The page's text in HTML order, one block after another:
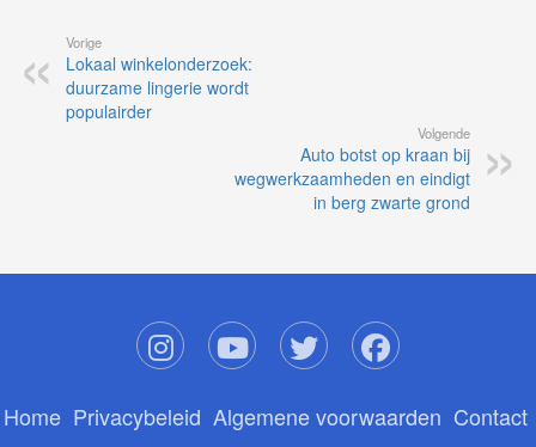
Vorige
Lokaal winkelonderzoek:
duurzame lingerie wordt
populairder
Volgende
Auto botst op kraan bij
wegwerkzaamheden en eindigt
in berg zwarte grond
Home Privacybeleid Algemene voorwaarden Contact